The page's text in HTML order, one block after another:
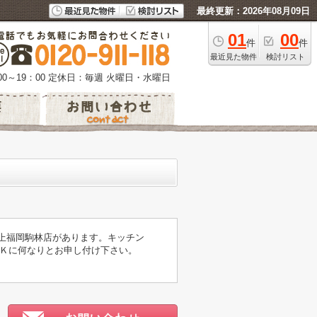
最終更新：2026年08月09日
01件
最近見た物件
00件
検討リスト
～19：00 定休日：毎週 火曜日・水曜日
福岡駒林店があります。キッチン
何なりとお申し付け下さい。